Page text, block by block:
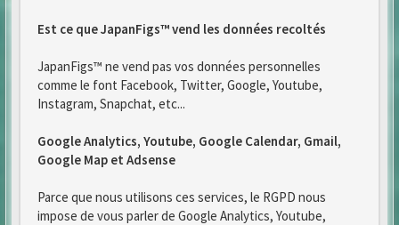
Est ce que JapanFigs™ vend les données recoltés
JapanFigs™ ne vend pas vos données personnelles
comme le font Facebook, Twitter, Google, Youtube,
Instagram, Snapchat, etc...
Google Analytics, Youtube, Google Calendar, Gmail,
Google Map et Adsense
Parce que nous utilisons ces services, le RGPD nous
impose de vous parler de Google Analytics, Youtube,